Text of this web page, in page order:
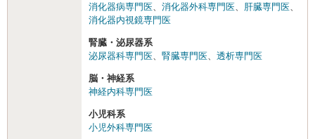
消化器病専門医
消化器外科専門医 肝臓専門医
消化器内視鏡専門医
腎臓・泌尿器系
泌尿器科専門医
腎臓専門医 透析専門医
脳・神経系
神経内科専門医
小児科系
小児外科専門医